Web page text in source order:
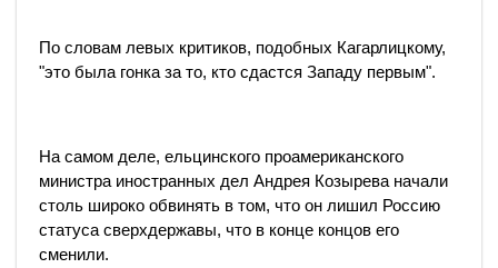
По словам левых критиков, подобных Кагарлицкому,
"это была гонка за то, кто сдастся Западу первым".
На самом деле, ельцинского проамериканского
министра иностранных дел Андрея Козырева начали
столь широко обвинять в том, что он лишил Россию
статуса сверхдержавы, что в конце концов его
сменили.